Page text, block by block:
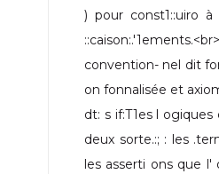
) pour const1::uiro
convention- nel dit
on fonnalisée et
dt: s if:T1es l
deux sorte.:; : les
les asserti ons que